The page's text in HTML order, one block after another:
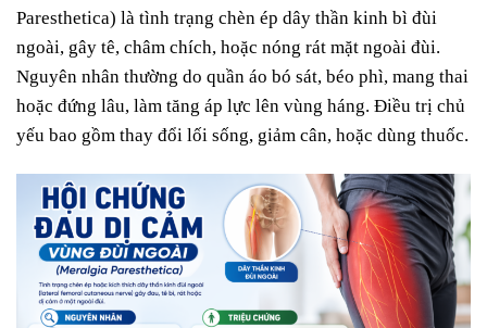
Paresthetica) là tình trạng chèn ép dây thần kinh bì đùi
ngoài, gây tê, châm chích, hoặc nóng rát mặt ngoài đùi.
Nguyên nhân thường do quần áo bó sát, béo phì, mang thai
hoặc đứng lâu, làm tăng áp lực lên vùng háng. Điều trị chủ
yếu bao gồm thay đổi lối sống, giảm cân, hoặc dùng thuốc.